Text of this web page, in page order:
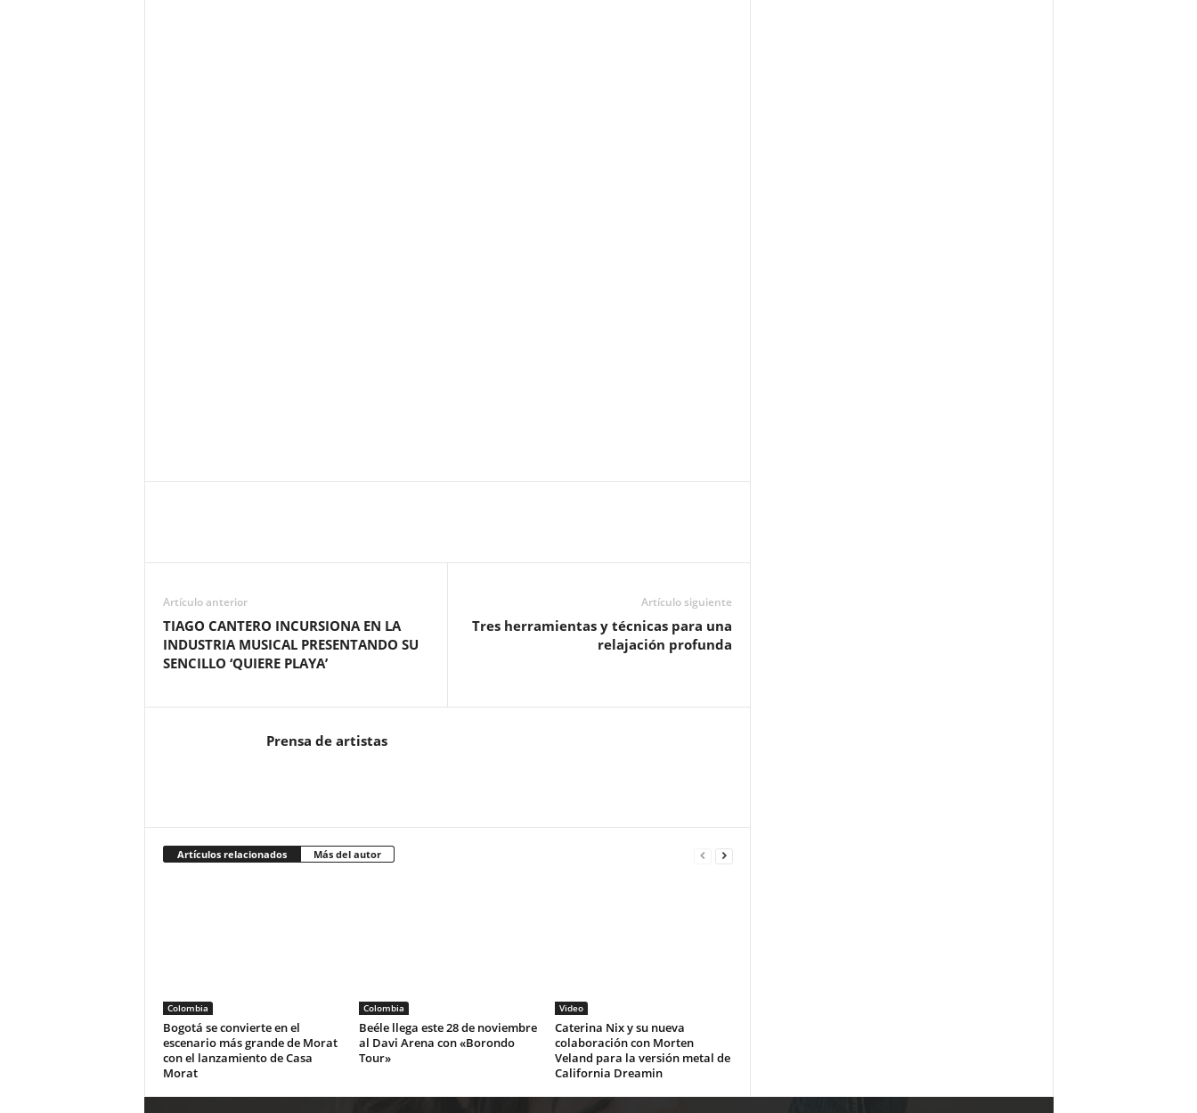
Artículo anterior
TIAGO CANTERO INCURSIONA EN LA
INDUSTRIA MUSICAL PRESENTANDO SU
SENCILLO ‘QUIERE PLAYA’
Artículo siguiente
Tres herramientas y técnicas para una
relajación profunda
Prensa de artistas
Artículos relacionados Más del autor
Colombia
Bogotá se convierte en el
escenario más grande de Morat
con el lanzamiento de Casa
Morat
Colombia
Beéle llega este 28 de noviembre
al Davi Arena con «Borondo
Tour»
Video
Caterina Nix y su nueva
colaboración con Morten
Veland para la versión metal de
California Dreamin